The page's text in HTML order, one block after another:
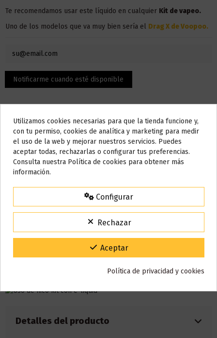
Te recomendamos usar este líquido en cualquier Kit de vapeo.
Uno de los modelos que va muy bien sería el Drag X de Voopoo.
Descripción
El contenido son 100 ml, pero la botella admite hasta 120 ml,
puedes añadir nicotina o nicokit sin nicotina para llenarlo hasta
los 120 ml.
Este líquido no contiene nicotina, si deseas conseguir 3 mg de
AÑADIR NICOKIT DE 3 MG
Detalles del producto
Do not show again.
AVISO IMPORTANTE
Nos tomamos unos días
15% de descuento
Código:VACACIONES15
Gracias por tu paciencia y por seguir confiando en nosotros.
Utilizamos cookies necesarias para que la tienda funcione y,
con tu permiso, cookies de analítica y marketing para medir
el uso de la web y mejorar nuestros servicios. Puedes
aceptar todas, rechazarlas o configurar tus preferencias.
Consulta nuestra Política de cookies para obtener más
información.
Configurar
Rechazar
Aceptar
Política de privacidad y cookies